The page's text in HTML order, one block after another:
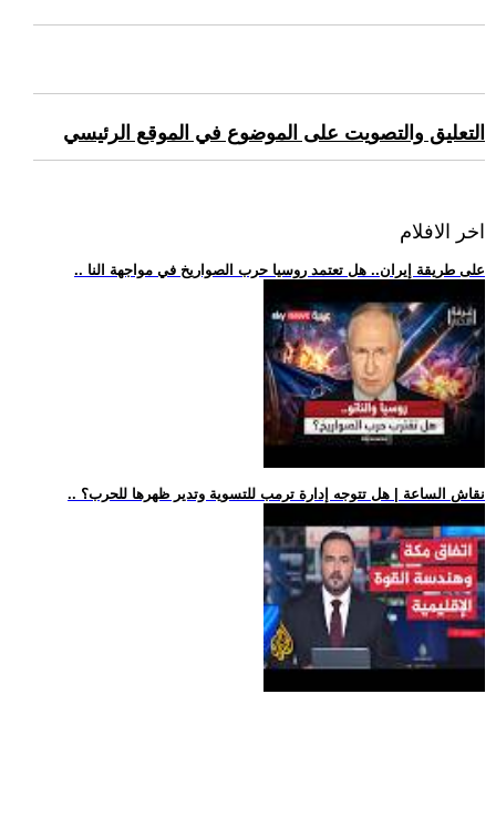
التعليق والتصويت على الموضوع في الموقع الرئيسي
اخر الافلام
.. على طريقة إيران.. هل تعتمد روسيا حرب الصواريخ في مواجهة النا
.. نقاش الساعة | هل تتوجه إدارة ترمب للتسوية وتدير ظهرها للحرب؟